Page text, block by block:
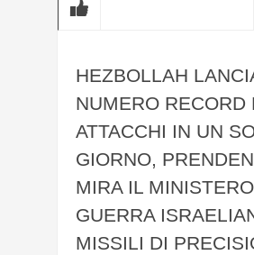
HEZBOLLAH
NUMERO RECORD
ATTACCHI IN UN
GIORNO,
MIRA IL
GUERRA
MISSILI DI